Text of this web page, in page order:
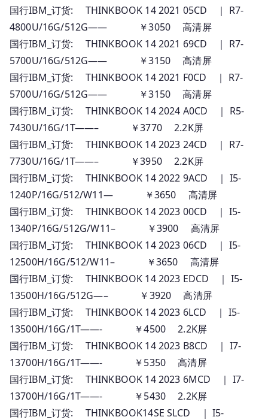
国行IBM_订货: THINKBOOK 14 2021 05CD ｜ R7-
4800U/16G/512G—— ￥3050 高清屏
国行IBM_订货: THINKBOOK 14 2021 69CD ｜ R7-
5700U/16G/512G—— ￥3150 高清屏
国行IBM_订货: THINKBOOK 14 2021 F0CD ｜ R7-
5700U/16G/512G—— ￥3150 高清屏
国行IBM_订货: THINKBOOK 14 2024 A0CD ｜ R5-
7430U/16G/1T——– ￥3770 2.2K屏
国行IBM_订货: THINKBOOK 14 2023 24CD ｜ R7-
7730U/16G/1T——– ￥3950 2.2K屏
国行IBM_订货: THINKBOOK 14 2022 9ACD ｜ I5-
1240P/16G/512/W11— ￥3650 高清屏
国行IBM_订货: THINKBOOK 14 2023 00CD ｜ I5-
1340P/16G/512G/W11– ￥3900 高清屏
国行IBM_订货: THINKBOOK 14 2023 06CD ｜ I5-
12500H/16G/512/W11– ￥3650 高清屏
国行IBM_订货: THINKBOOK 14 2023 EDCD ｜ I5-
13500H/16G/512G—– ￥3920 高清屏
国行IBM_订货: THINKBOOK 14 2023 6LCD ｜ I5-
13500H/16G/1T——- ￥4500 2.2K屏
国行IBM_订货: THINKBOOK 14 2023 B8CD ｜ I7-
13700H/16G/1T——- ￥5350 高清屏
国行IBM_订货: THINKBOOK 14 2023 6MCD ｜ I7-
13700H/16G/1T——- ￥5430 2.2K屏
国行IBM_订货: THINKBOOK14SE SLCD ｜ I5-